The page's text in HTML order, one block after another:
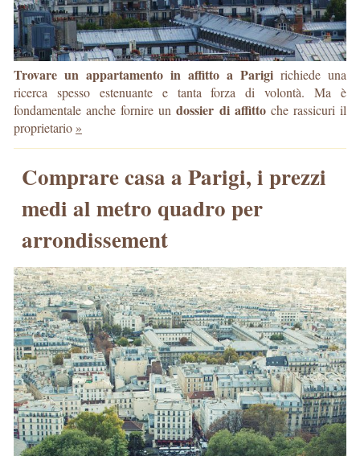
Trovare un appartamento in affitto a Parigi richiede una
ricerca spesso estenuante e tanta forza di volontà. Ma è
fondamentale anche fornire undossier di affittoche rassicuri il
proprietario »
Comprare casa a Parigi, i prezzi
medi al metro quadro per
arrondissement